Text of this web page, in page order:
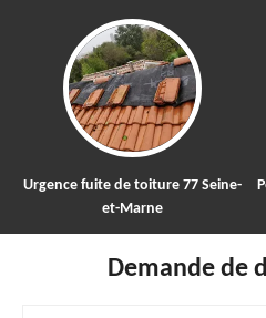
Urgence fuite de toiture 77 Seine-
et-Marne
Demande de